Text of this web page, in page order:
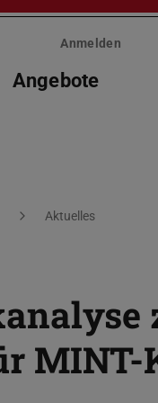
Anmelden
Angebote
Aktuelles